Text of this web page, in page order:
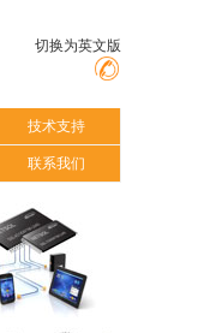
切换为英文版
技术支持
联系我们